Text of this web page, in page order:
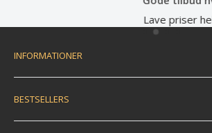
Lave priser hele tiden
INFORMATIONER
Handelsbetingelser
Fortryd dit køb / bestil returlabel
FAQ
BESTSELLERS
Træningsmåtte